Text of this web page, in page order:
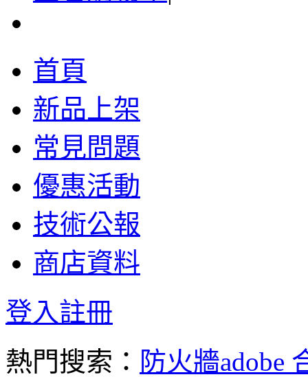
首頁
新品上架
常見問題
優惠活動
技術公報
商店資料
登入註冊
熱門搜索： 防火牆adobe